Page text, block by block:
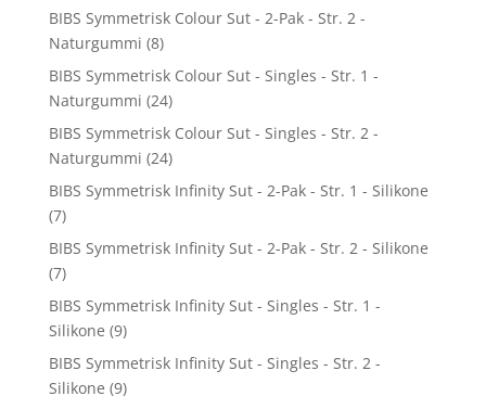
BIBS Symmetrisk Colour Sut - 2-Pak - Str. 2 -
Naturgummi (8)
BIBS Symmetrisk Colour Sut - Singles - Str. 1 -
Naturgummi (24)
BIBS Symmetrisk Colour Sut - Singles - Str. 2 -
Naturgummi (24)
BIBS Symmetrisk Infinity Sut - 2-Pak - Str. 1 - Silikone
(7)
BIBS Symmetrisk Infinity Sut - 2-Pak - Str. 2 - Silikone
(7)
BIBS Symmetrisk Infinity Sut - Singles - Str. 1 -
Silikone (9)
BIBS Symmetrisk Infinity Sut - Singles - Str. 2 -
Silikone (9)